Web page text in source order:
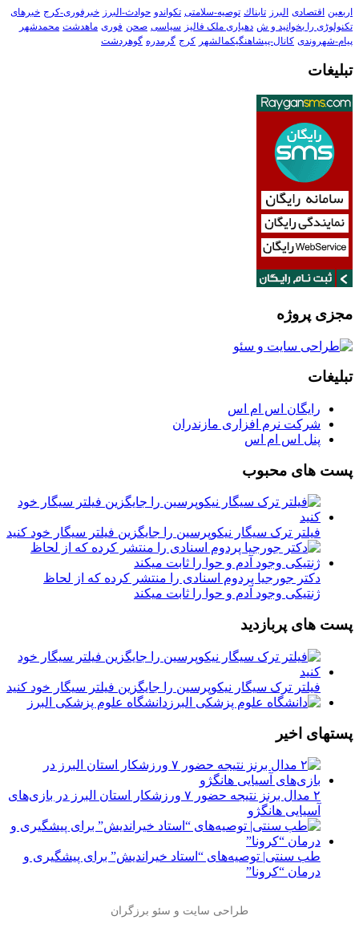
اربعین اقتصادی البرز تابناك توصیه-سلامتی تکواندو حوادث-البرز خبرفوری-کرج خبرهای
تکنولوڑی را بخوانید و ش دهیاری ملک فالیز سیاسی صحن فوری ماهدشت محمدشهر
پیام-شهروندی کانال-پیشاهنگیکمالشهر کرج گرمدره گوهردشت
تبلیغات
مجزی پروژه
تبلیغات
رایگان اس ام اس
شرکت نرم افزاری مازندران
پنل اس ام اس
پست های محبوب
فیلتر ترک سیگار نیکوپرسین را جایگزین فیلتر سیگار خود کنید
دکتر جورجیا پردوم اسنادی را منتشر کرده که از لحاظ
ژنتیکی وجود آدم و حوا را ثابت میکند
پست های پربازدید
فیلتر ترک سیگار نیکوپرسین را جایگزین فیلتر سیگار خود کنید
دانشگاه علوم پزشکی البرز
پستهای اخیر
۲ مدال برنز نتیجه حضور ۷ ورزشکار استان البرز در بازی‌های
آسیایی هانگژو
طب سنتی| توصیه‌‌های “استاد خیراندیش” برای پیشگیری و
درمان “کرونا”